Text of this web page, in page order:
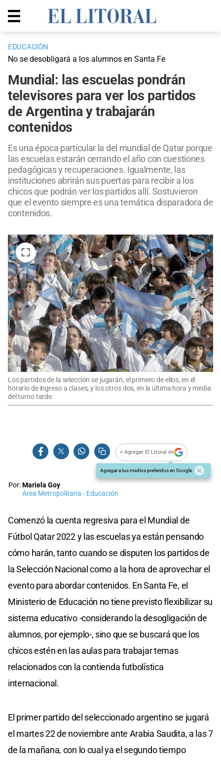
EDUCACIÓN
No se desobligará a los alumnos en Santa Fe
Mundial: las escuelas pondrán
televisores para ver los partidos
de Argentina y trabajarán
contenidos
Es una época particular la del mundial de Qatar porque
las escuelas estarán cerrando el año con cuestiones
pedagógicas y recuperaciones. Igualmente, las
instituciones abrirán sus puertas para recibir a los
chicos que podrán ver los partidos allí. Sostuvieron
que el evento siempre es una temática disparadora de
contenidos.
Los partidos de la selección se jugarán, el primero de ellos, en el
horario de ingreso a clases, y los otros dos, en la última hora y media
del turno tarde.
+ Agregar El Litoral en
Agregar a tus medios preferidos en Google
Por:Mariela Goy
Área Metropolitana - Educación
Comenzó la cuenta regresiva para el Mundial de
Fútbol Qatar 2022 y las escuelas ya están pensando
cómo harán, tanto cuando se disputen los partidos de
la Selección Nacional como a la hora de aprovechar el
evento para abordar contenidos. En Santa Fe, el
Ministerio de Educación no tiene previsto flexibilizar su
sistema educativo -considerando la desogligación de
alumnos, por ejemplo-, sino que se buscará que los
chicos estén en las aulas para trabajar temas
relacionados con la contienda futbolística
internacional.
El primer partido del seleccionado argentino se jugará
el martes 22 de noviembre ante Arabia Saudita, a las 7
de la mañana, con lo cual ya el segundo tiempo